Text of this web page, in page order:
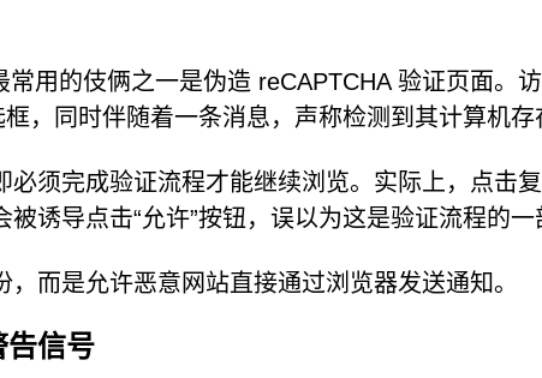
用的伎俩之一是伪造 reCAPTCHA 验证页面。
，同时伴随着一条消息，声称检测到其计算机存
必须完成验证流程才能继续浏览。实际上，点击
诱导点击“允许”按钮，误以为这是验证流程的一
而是允许恶意网站直接通过浏览器发送通知。
告信号